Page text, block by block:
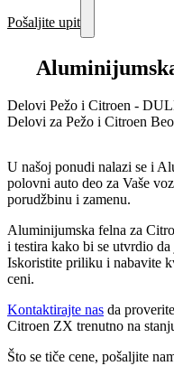
Pošaljite upit
Delovi Pežo i Citroen -
Delovi za Pežo i Citroen
U našoj ponudi nalazi se i
polovni auto deo za Vaše
porudžbinu i zamenu.
Aluminijumska felna za
i testira kako bi se utvrdio da
Iskoristite priliku i nabavite
ceni.
Kontaktirajte nas da
Citroen ZX trenutno na
Što se tiče cene, pošaljite